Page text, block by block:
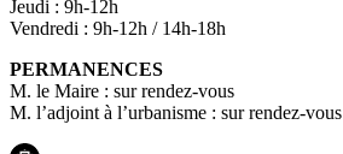
Jeudi : 9h-12h
Vendredi : 9h-12h / 14h-18h
PERMANENCES
M. le Maire : sur rendez-vous
M. l’adjoint à l’urbanisme : sur rendez-vous